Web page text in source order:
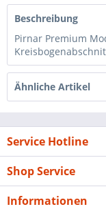
Beschreibung
Pirnar Premium
Ähnliche Artikel
Service Hotline
Shop Service
Informationen